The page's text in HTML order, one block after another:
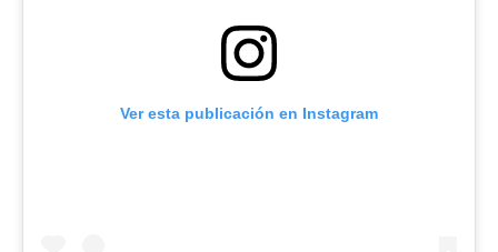
Ver esta publicación en Instagram